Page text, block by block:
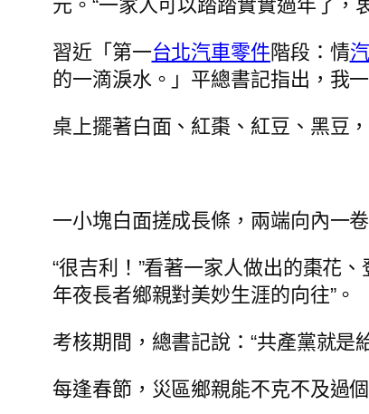
元。“一家人可以踏踏實實過年了，
習近「第一台北汽車零件 階段：情
的一滴淚水。」平總書記指出，我
桌上擺著白面、紅棗、紅豆、黑豆
一小塊白面搓成長條，兩端向內一
“很吉利！”看著一家人做出的棗花
年夜長者鄉親對美妙生涯的向往”。
考核期間，總書記說：“共產黨就
每逢春節，災區鄉親能不克不及過